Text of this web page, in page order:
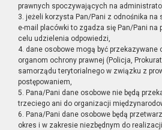
prawnych spoczywających na
3. jeżeli korzysta Pan/Pani z odnośnika na
e-mail placówki to zgadza się Pan/Pani na
celu udzielenia odpowiedzi,
4. dane osobowe mogą być przekazywane
organom ochrony prawnej (Policja,
samorządu terytorialnego w związku z
postępowaniem,
5. Pana/Pani dane osobowe nie będą
trzeciego ani do organizacji
6. Pana/Pani dane osobowe będą
okres i w zakresie niezbędnym do